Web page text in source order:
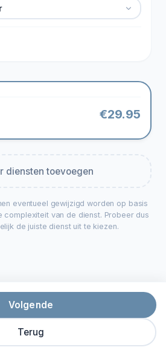
€29.95
diensten toevoegen
eventueel gewijzigd worden op basis
complexiteit van de dienst. Probeer dus
de juiste dienst uit te kiezen.
Terug
Volgende